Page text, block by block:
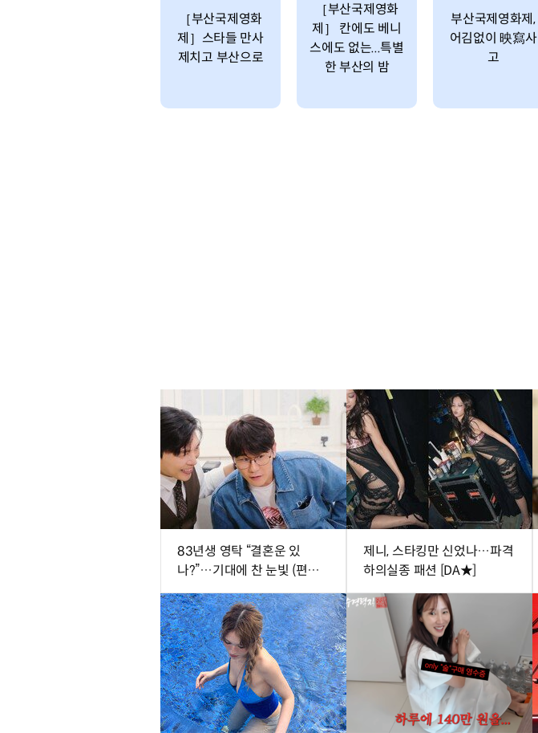
［부산국제영화
제］스타들 만사
제치고 부산으로
［부산국제영화
제］ 칸에도 베니
스에도 없는...특별
한 부산의 밤
부산국제영화제,
어김없이 映寫사
고
83년생 영탁 “결혼운 있
나?”…기대에 찬 눈빛 (편스
토랑)
제니, 스타킹만 신었나…파격
하의실종 패션 [DA★]